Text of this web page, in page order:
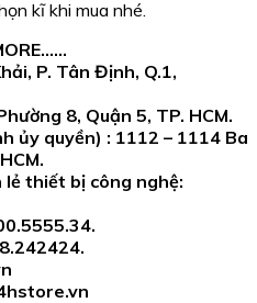
kĩ khi mua nhé.
P. Tân Định, Q.1,
8, Quận 5, TP. HCM.
ủy quyền) : 1112 – 1114 Ba
thiết bị công nghệ: